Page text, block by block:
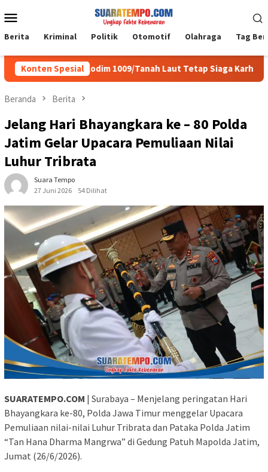
ke
kontenMobile
Berita Kriminal Politik Otomotif Olahraga Tag
Konten Spesial
Personel Kodim 1009/Tanah Laut Tetap Siaga Karhutla di
Beranda Berita
Jelang Hari Bhayangkara ke – 80 Polda
Jatim Gelar Upacara Pemuliaan Nilai
Luhur Tribrata
Suara Tempo
27 Juni 2026
54 Dilihat
SUARATEMPO.COM | Surabaya – Menjelang peringatan Hari
Bhayangkara ke-80, Polda Jawa Timur menggelar Upacara
Pemuliaan nilai-nilai Luhur Tribrata dan Pataka Polda Jatim
“Tan Hana Dharma Mangrwa” di Gedung Patuh Mapolda Jatim,
Jumat (26/6/2026).